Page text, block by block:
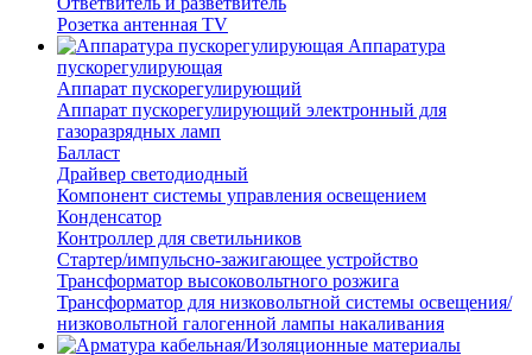
Розетка антенная TV
Аппаратура
пускорегулирующая
Аппарат пускорегулирующий
Аппарат пускорегулирующий электронный для
газоразрядных ламп
Балласт
Драйвер светодиодный
Компонент системы управления освещением
Конденсатор
Контроллер для светильников
Стартер/импульсно-зажигающее устройство
Трансформатор высоковольтного розжига
Трансформатор для низковольтной системы освещения/
низковольтной галогенной лампы накаливания